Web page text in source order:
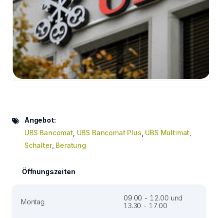
Angebot:
UBS Bancomat UBS Bancomat Plus UBS Multimat
Schalter, Beratung
Öffnungszeiten
Montag
09.00 - 12.00 und
13.30 - 17.00